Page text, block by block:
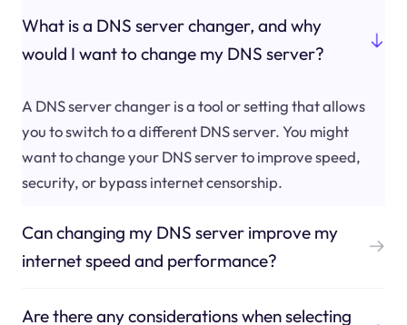
What is a DNS server changer, and why
would I want to change my DNS server?
A DNS server changer is a tool or setting that allows
you to switch to a different DNS server. You might
want to change your DNS server to improve speed,
security, or bypass internet censorship.
Can changing my DNS server improve my
internet speed and performance?
Are there any considerations when selecting